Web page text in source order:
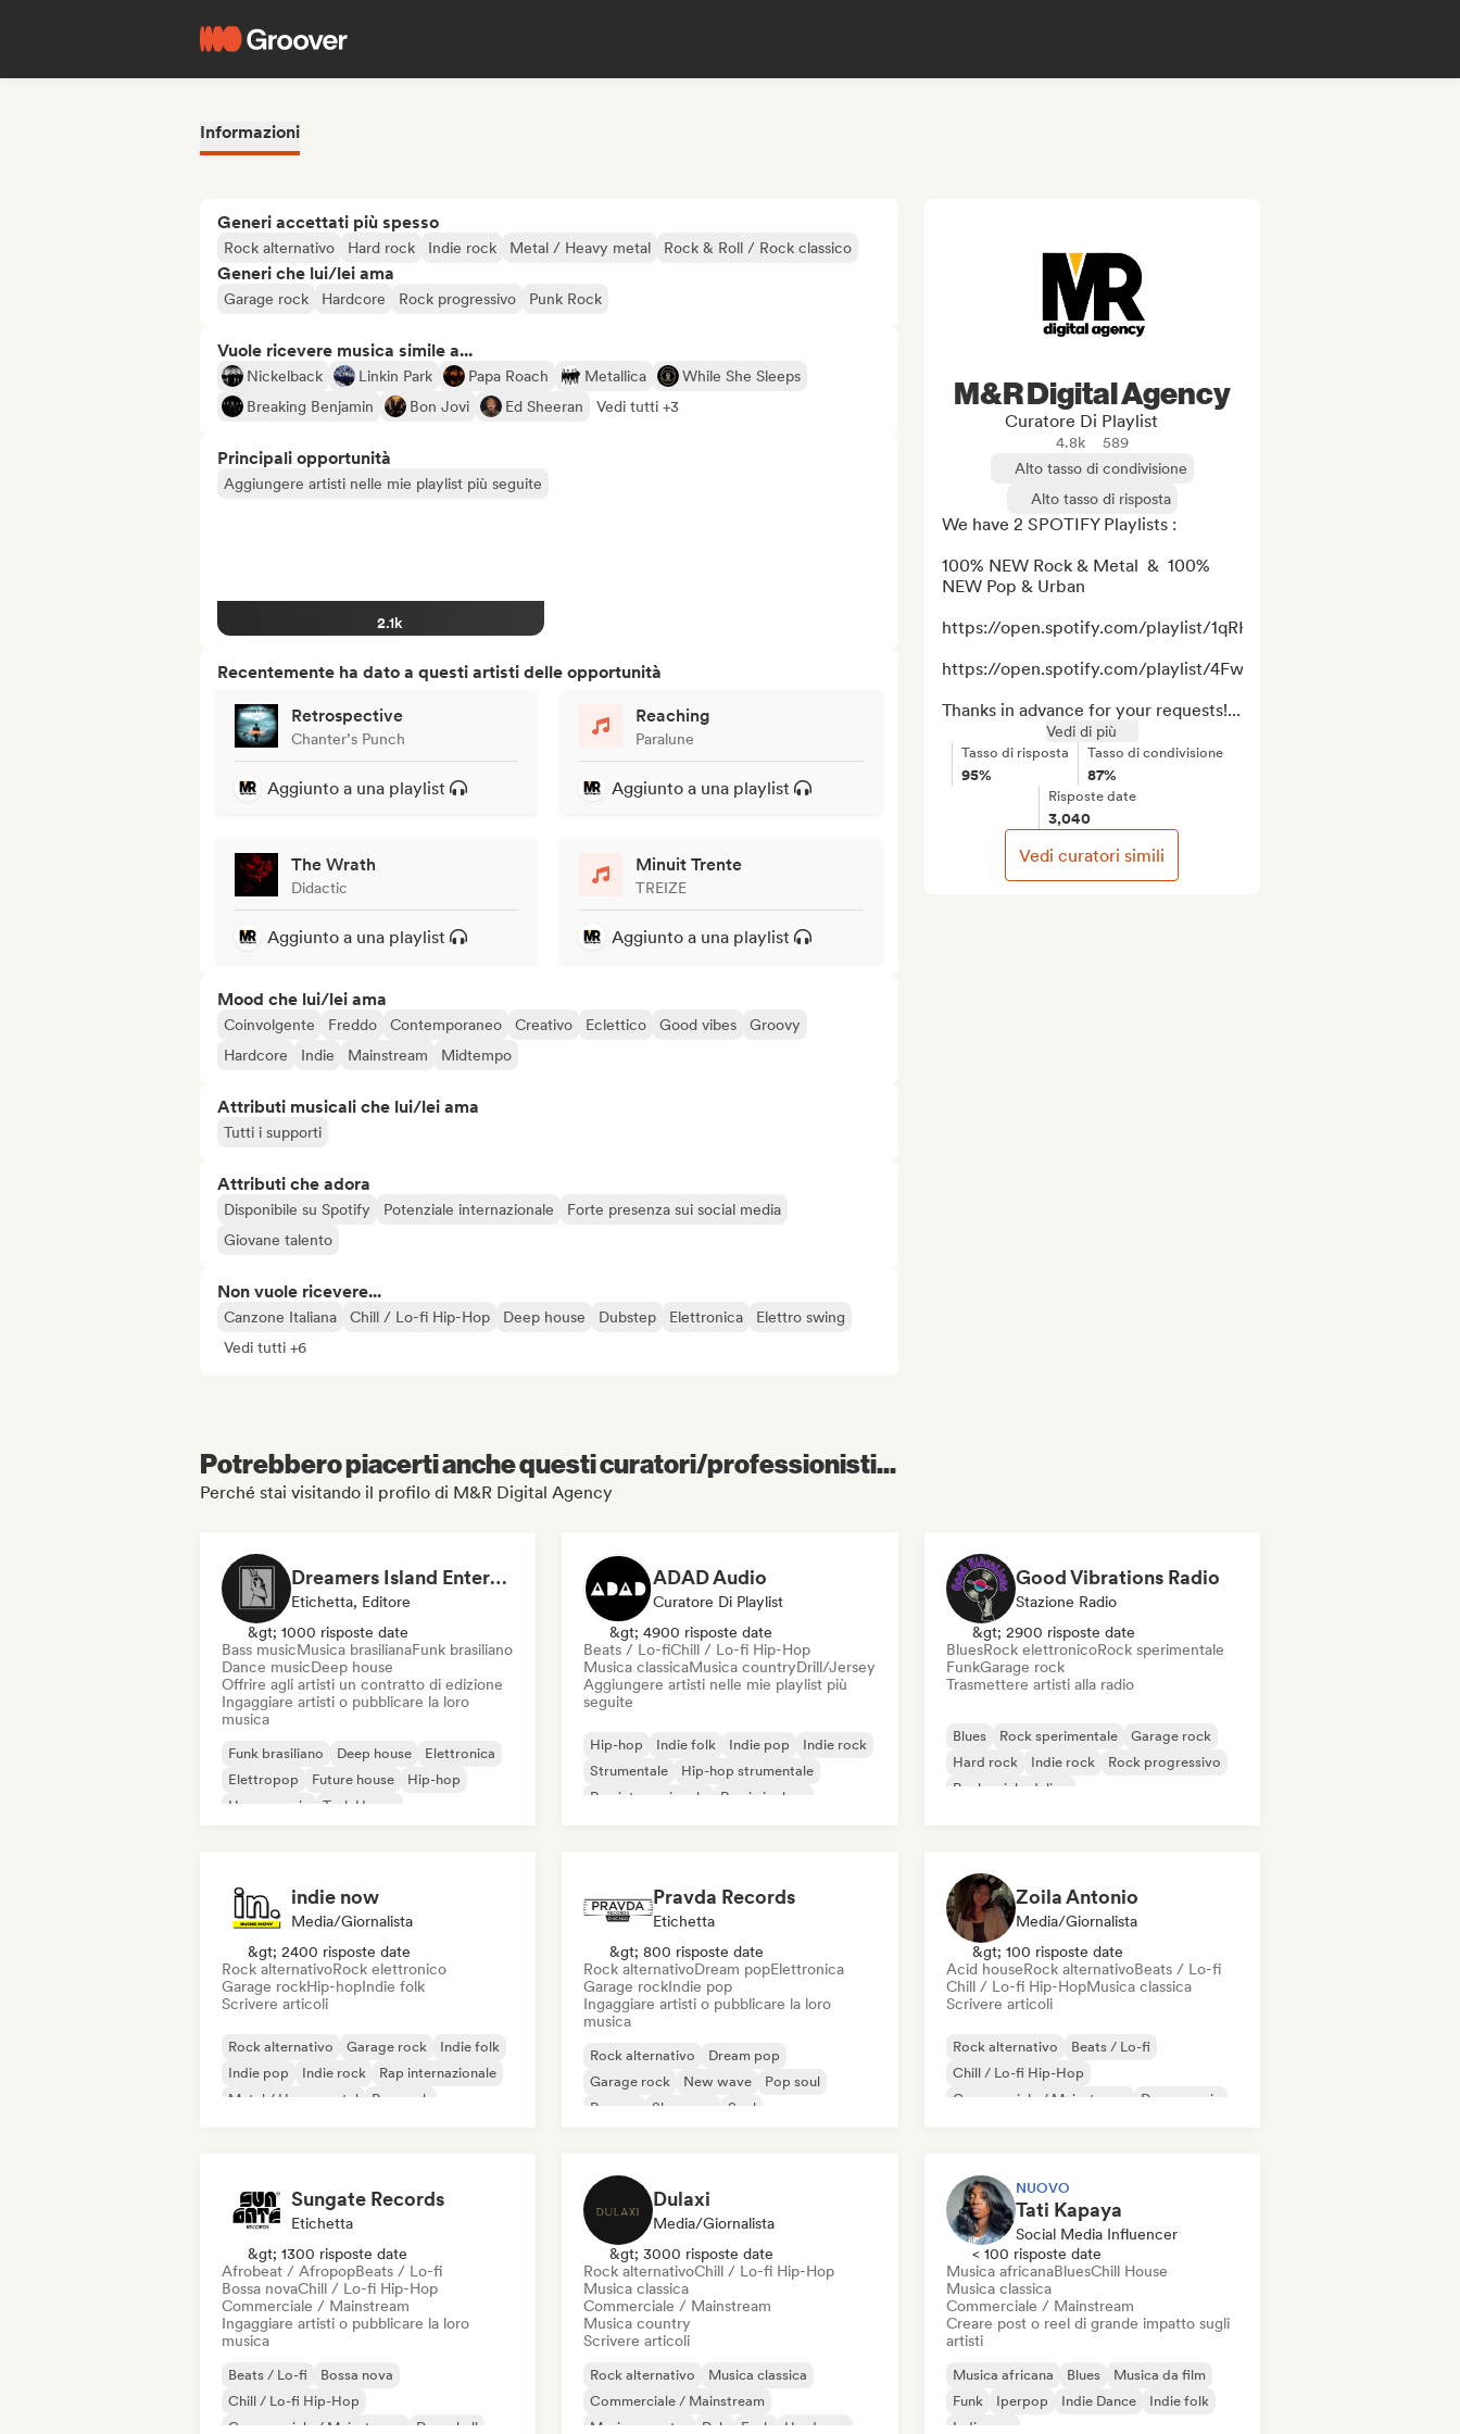
Informazioni
Generi accettati più spesso
Rock alternativo Hard rock Indie rock Metal / Heavy metal Rock & Roll / Rock classico
Generi che lui/lei ama
Garage rock Hardcore Rock progressivo Punk Rock
Vuole ricevere musica simile a...
Nickelback Linkin Park Papa Roach Metallica
While She Sleeps
Breaking Benjamin
Bon Jovi Ed Sheeran Vedi tutti +3
Principali opportunità
Aggiungere artisti nelle mie playlist più seguite
2.1k
Recentemente ha dato a questi artisti delle opportunità
Retrospective
Chanter’s Punch
Aggiunto a una playlist
Reaching
Paralune
Aggiunto a una playlist
The Wrath
Didactic
Aggiunto a una playlist
Minuit Trente
TREIZE
Aggiunto a una playlist
Mood che lui/lei ama
Coinvolgente Freddo Contemporaneo Creativo Eclettico Good vibes
Groovy
Hardcore
Indie Mainstream Midtempo
Attributi musicali che lui/lei ama
Tutti i supporti
Attributi che adora
Disponibile su Spotify Potenziale internazionale
Forte presenza sui social media
Giovane talento
Non vuole ricevere...
Canzone Italiana Chill / Lo-fi Hip-Hop Deep house Dubstep Elettronica
Elettro swing
Vedi tutti +6
M&R Digital Agency
Curatore Di Playlist
4.8k
589
Alto tasso di condivisione
Alto tasso di risposta
We have 2 SPOTIFY Playlists :
100% NEW Rock & Metal  &  100%
NEW Pop & Urban
https://open.spotify.com/playlist/1qRHUtb5Lca2fVIgtgSAW4
https://open.spotify.com/playlist/4FwQkMf5YCLq3f6bqo7yr4
Thanks in advance for your requests!...
Vedi di più
Tasso di risposta
95%
Tasso di condivisione
87%
Risposte date
3,040
Vedi curatori simili
Potrebbero piacerti anche questi curatori/professionisti...
Perché stai visitando il profilo di M&R Digital Agency
Dreamers Island Entertainment
Etichetta, Editore
&gt; 1000 risposte date
Bass musicMusica brasilianaFunk brasiliano
Dance musicDeep house
Offrire agli artisti un contratto di edizione
Ingaggiare artisti o pubblicare la loro
musica
Funk brasiliano Deep house
Elettronica
Elettropop
Future house
Hip-hop
House music
Tech House
ADAD Audio
Curatore Di Playlist
&gt; 4900 risposte date
Beats / Lo-fiChill / Lo-fi Hip-Hop
Musica classicaMusica countryDrill/Jersey
Aggiungere artisti nelle mie playlist più
seguite
Hip-hop Indie folk Indie pop
Indie rock
Strumentale
Hip-hop strumentale
Rap internazionale
Rap in inglese
Good Vibrations Radio
Stazione Radio
&gt; 2900 risposte date
BluesRock elettronicoRock sperimentale
FunkGarage rock
Trasmettere artisti alla radio
Blues Rock sperimentale
Garage rock
Hard rock
Indie rock
Rock progressivo
Rock psichedelico
indie now
Media/Giornalista
&gt; 2400 risposte date
Rock alternativoRock elettronico
Garage rockHip-hopIndie folk
Scrivere articoli
Rock alternativo Garage rock
Indie folk
Indie pop
Indie rock
Rap internazionale
Metal / Heavy metal
Pop rock
Pravda Records
Etichetta
&gt; 800 risposte date
Rock alternativoDream popElettronica
Garage rockIndie pop
Ingaggiare artisti o pubblicare la loro
musica
Rock alternativo
Dream pop
Garage rock
New wave
Pop soul
Reggae
Shoegaze Soul
Zoila Antonio
Media/Giornalista
&gt; 100 risposte date
Acid houseRock alternativoBeats / Lo-fi
Chill / Lo-fi Hip-HopMusica classica
Scrivere articoli
Rock alternativo
Beats / Lo-fi
Chill / Lo-fi Hip-Hop
Commerciale / Mainstream
Dance music
Sungate Records
Etichetta
&gt; 1300 risposte date
Afrobeat / AfropopBeats / Lo-fi
Bossa novaChill / Lo-fi Hip-Hop
Commerciale / Mainstream
Ingaggiare artisti o pubblicare la loro
musica
Beats / Lo-fi
Bossa nova
Chill / Lo-fi Hip-Hop
Commerciale / Mainstream
Dancehall
Dulaxi
Media/Giornalista
&gt; 3000 risposte date
Rock alternativoChill / Lo-fi Hip-Hop
Musica classica
Commerciale / Mainstream
Musica country
Scrivere articoli
Rock alternativo
Musica classica
Commerciale / Mainstream
Musica country
Dub Funk Hardcore
NUOVO
Tati Kapaya
Social Media Influencer
< 100 risposte date
Musica africanaBluesChill House
Musica classica
Commerciale / Mainstream
Creare post o reel di grande impatto sugli
artisti
Musica africana Blues
Musica da film
Funk
Iperpop Indie Dance
Indie folk
Indie pop